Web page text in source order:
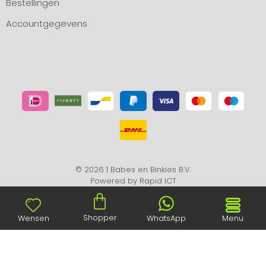
Bestellingen
Accountgegevens
© 2026 | Babes en Binkies B.V.
Powered by Rapid ICT
Wensen Shopper WhatsApp Menu